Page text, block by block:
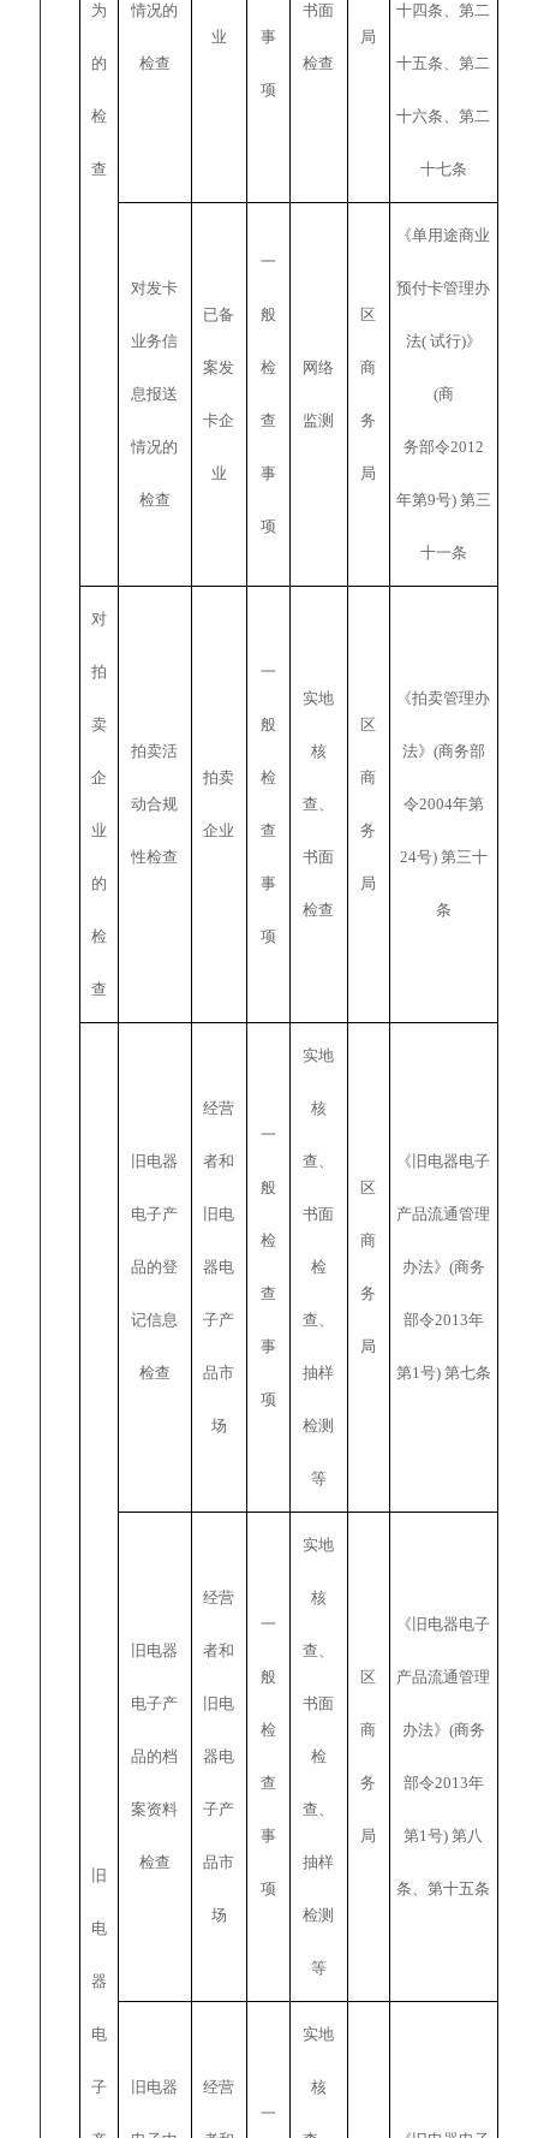
为
的
检
查
情况的
检查
业 事
项
书面
检查
局
十四条、第二
十五条、第二
十六条、第二
十七条
对发卡
业务信
息报送
情况的
检查
已备
案发
卡企
业
一
般
检
查
事
项
网络
监测
区
商
务
局
《单用途商业
预付卡管理办
法( 试行)》
(商
务部令2012
年第9号) 第三
十一条
对
拍
卖
企
业
的
检
查
拍卖活
动合规
性检查
拍卖
企业
一
般
检
查
事
项
实地
核
查、
书面
检查
区
商
务
局
《拍卖管理办
法》(商务部
令2004年第
24号) 第三十
条
旧
电
器
电
子
旧电器
电子产
品的登
记信息
检查
经营
者和
旧电
器电
子产
品市
场
一
般
检
查
事
项
实地
核
查、
书面
检
查、
抽样
检测
等
区
商
务
局
《旧电器电子
产品流通管理
办法》(商务
部令2013年
第1号) 第七条
旧电器
电子产
品的档
案资料
检查
经营
者和
旧电
器电
子产
品市
场
一
般
检
查
事
项
实地
核
查、
书面
检
查、
抽样
检测
等
区
商
务
局
《旧电器电子
产品流通管理
办法》(商务
部令2013年
第1号) 第八
条、第十五条
旧电器 经营
一
实地
核